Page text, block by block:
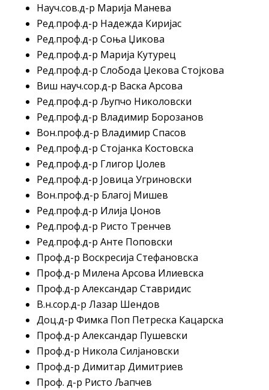
Науч.сов.д-р Марија Манева
Ред.проф.д-р Надежда Киријас
Ред.проф.д-р Соња Џикова
Ред.проф.д-р Марија Кутурец
Ред.проф.д-р Слобода Џекова Стојкова
Виш науч.сор.д-р Васка Арсова
Ред.проф.д-р Љупчо Николовски
Ред.проф.д-р Владимир Борозанов
Вон.проф.д-р Владимир Спасов
Ред.проф.д-р Стојанка Костовска
Ред.проф.д-р Глигор Џолев
Ред.проф.д-р Јовица Угриновски
Вон.проф.д-р Благој Мишев
Ред.проф.д-р Илија Џонов
Ред.проф.д-р Ристо Тренчев
Ред.проф.д-р Анте Поповски
Проф.д-р Воскресија Стефановска
Проф.д-р Милена Арсова Илиевска
Проф.д-р Александар Ставридис
В.н.сор.д-р Лазар Шендов
Доц.д-р Фимка Поп Петреска Кацарска
Проф.д-р Александар Пушевски
Проф.д-р Никола Силјановски
Проф.д-р Димитар Димитриев
Проф. д-р Ристо Љапчев